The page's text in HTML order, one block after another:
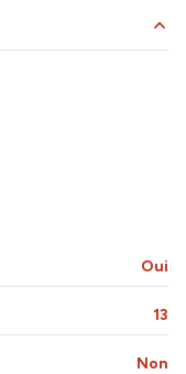
25.1 m²
3.95 m²
Oui
13
Non